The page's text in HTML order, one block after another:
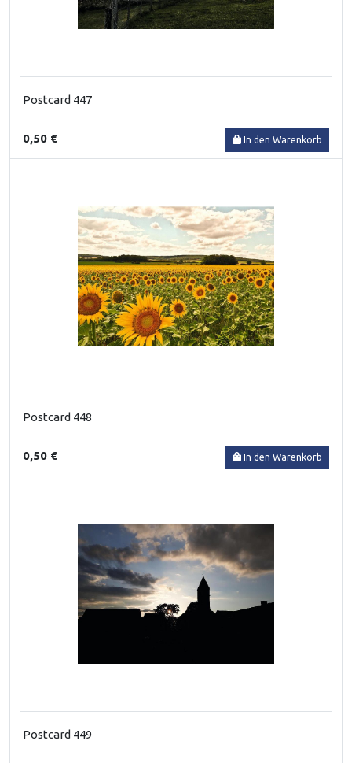
Postcard 447
0,50 € In den Warenkorb
Postcard 448
0,50 € In den Warenkorb
Postcard 449